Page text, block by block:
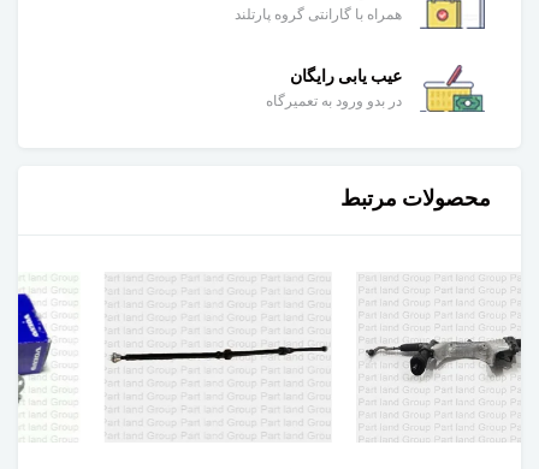
همراه با گارانتی گروه پارتلند
عیب یابی رایگان
در بدو ورود به تعمیرگاه
محصولات مرتبط